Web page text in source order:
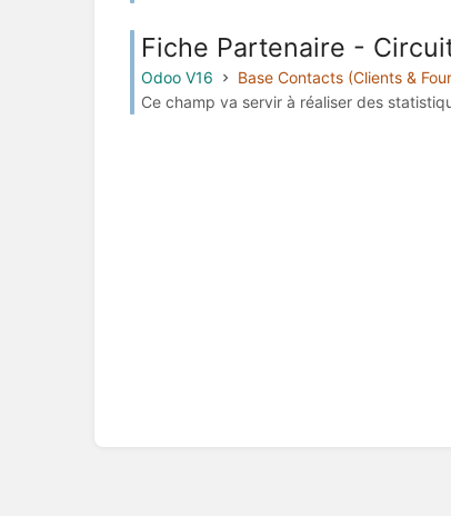
Fiche Partenaire -
Odoo V16
Base Contacts (Clients &
Ce champ va servir à réaliser des